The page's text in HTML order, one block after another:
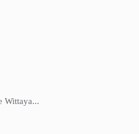
Wittaya...